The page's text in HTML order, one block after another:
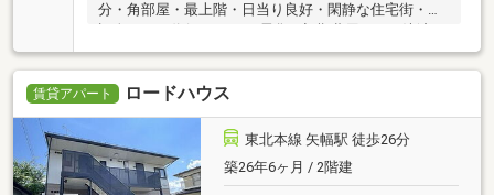
分・角部屋・最上階・日当り良好・閑静な住宅街・保
賃貸アパート ロードハウス
東北本線 矢幅駅 徒歩26分
築26年6ヶ月 / 2階建